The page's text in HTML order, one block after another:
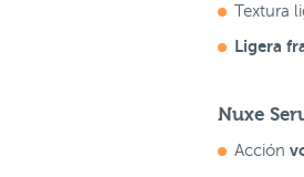
Textura
Ligera
Nuxe
Acción